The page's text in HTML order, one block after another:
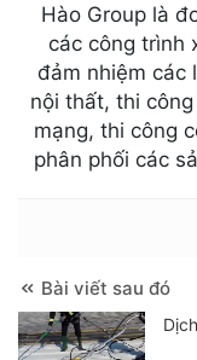
Hào Group là
các công trình
đảm nhiệm các
nội thất, thi
mạng, thi công
phân phối các
Bài viết sau đó